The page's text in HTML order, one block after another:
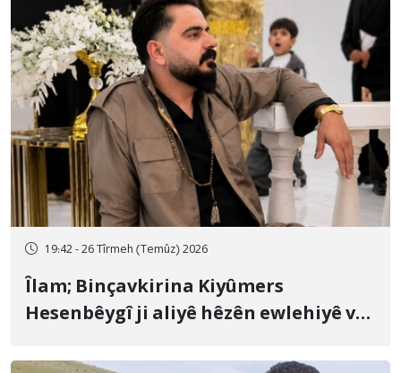
19:42 - 26 Tîrmeh (Temûz) 2026
Îlam; Binçavkirina Kiyûmers
Hesenbêygî ji aliyê hêzên ewlehiyê ve